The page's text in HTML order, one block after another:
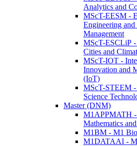
Analytics and
MScT-EESM -
Engineering
Management
MScT-ESCLiP
Cities and
MScT-IOT -
Innovation and
(IoT)
MScT-STEEM
Science
Master (DNM)
M1APPMATH
Mathematics
M1BM - M1
M1DATAAI -